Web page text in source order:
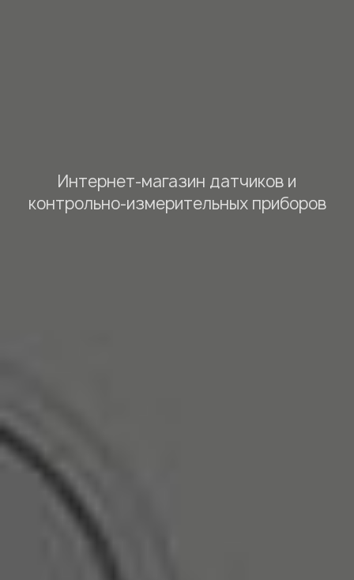
Интернет-магазин датчиков и
контрольно-измерительных приборов